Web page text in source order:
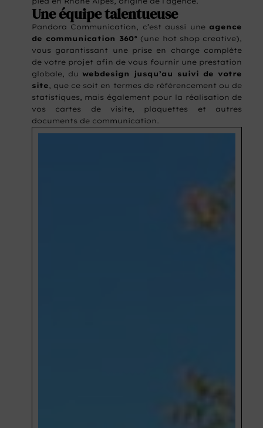
Une équipe talentueuse
Pandora Communication, c’est aussi une agence
de communication 360° (une hot shop creative),
vous garantissant une prise en charge complète
de votre projet afin de vous fournir une prestation
globale, du webdesign jusqu’au suivi de votre
site , que ce soit en termes de référencement ou de
statistiques, mais également pour la réalisation de
vos cartes de visite, plaquettes et autres
documents de communication.